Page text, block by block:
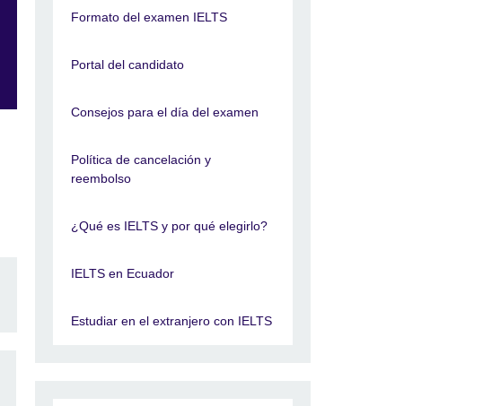
Formato del examen IELTS
Portal del candidato
Consejos para el día del examen
Política de cancelación y
reembolso
¿Qué es IELTS y por qué elegirlo?
IELTS en Ecuador
Estudiar en el extranjero con IELTS